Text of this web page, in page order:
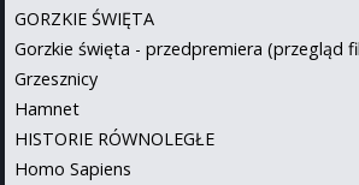
GORZKIE ŚWIĘTA
Gorzkie święta - przedpremiera (przegląd
Grzesznicy
Hamnet
HISTORIE RÓWNOLEGŁE
Homo Sapiens